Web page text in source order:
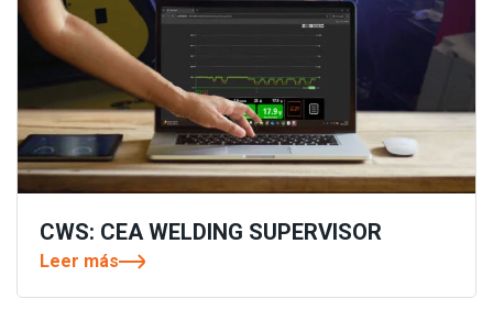
CWS: CEA WELDING SUPERVISOR
Leer más